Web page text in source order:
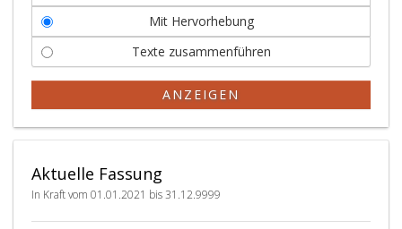
Mit Hervorhebung
Texte zusammenführen
ANZEIGEN
Aktuelle Fassung
In Kraft vom 01.01.2021 bis 31.12.9999